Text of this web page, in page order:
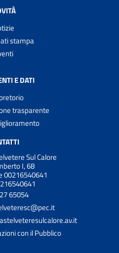
stampa
E DATI
trasparente
Sul Calore
I, 68
00216540641
65054
con il Pubblico